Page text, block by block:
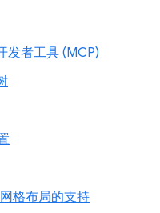
发者工具 (MCP)
格布局的支持